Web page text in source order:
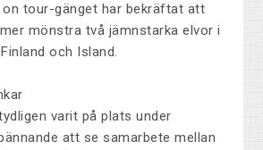
on tour-gänget har bekräftat att
mönstra två jämnstarka elvor i
och Island.
varit på plats under
att se samarbete mellan